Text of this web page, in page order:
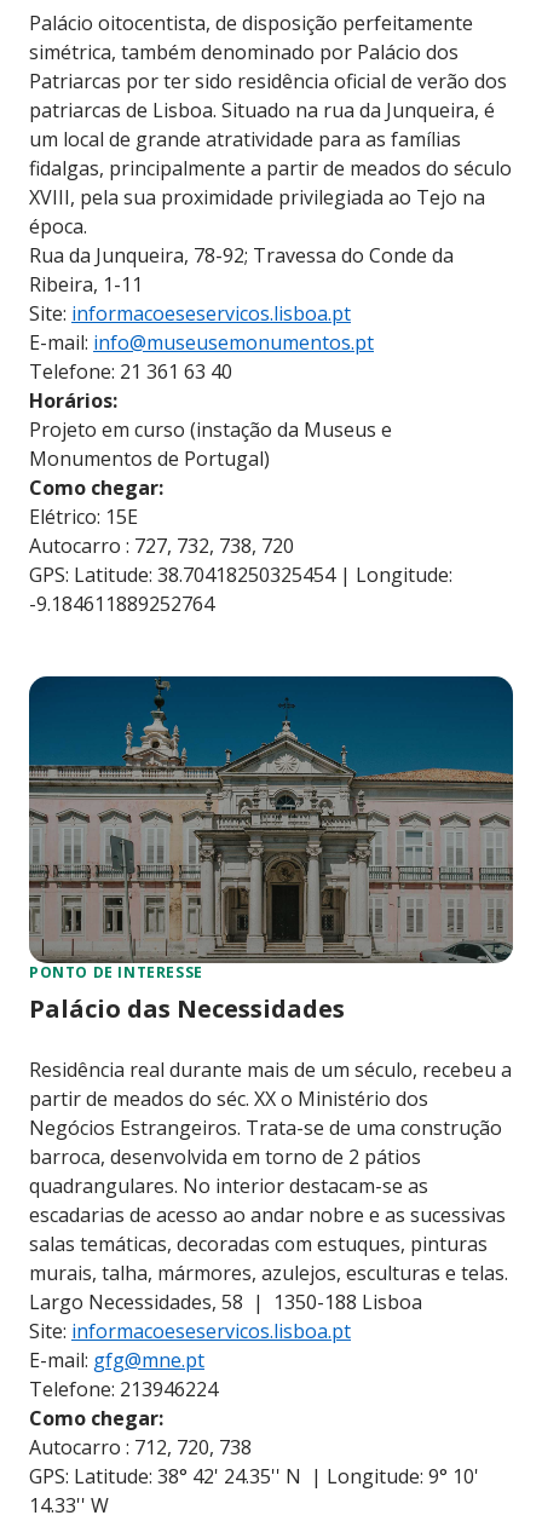
Palácio oitocentista, de disposição perfeitamente
simétrica, também denominado por Palácio dos
Patriarcas por ter sido residência oficial de verão dos
patriarcas de Lisboa. Situado na rua da Junqueira, é
um local de grande atratividade para as famílias
fidalgas, principalmente a partir de meados do século
XVIII, pela sua proximidade privilegiada ao Tejo na
época.
Rua da Junqueira, 78-92; Travessa do Conde da
Ribeira, 1-11
Site: informacoeseservicos.lisboa.pt
E-mail: info@museusemonumentos.pt
Telefone: 21 361 63 40
Horários:
Projeto em curso (instação da Museus e
Monumentos de Portugal)
Como chegar:
Elétrico: 15E
Autocarro : 727, 732, 738, 720
GPS: Latitude: 38.70418250325454 | Longitude:
-9.184611889252764
PONTO DE INTERESSE
Palácio das Necessidades
Residência real durante mais de um século, recebeu a
partir de meados do séc. XX o Ministério dos
Negócios Estrangeiros. Trata-se de uma construção
barroca, desenvolvida em torno de 2 pátios
quadrangulares. No interior destacam-se as
escadarias de acesso ao andar nobre e as sucessivas
salas temáticas, decoradas com estuques, pinturas
murais, talha, mármores, azulejos, esculturas e telas.
Largo Necessidades, 58 | 1350-188 Lisboa
Site: informacoeseservicos.lisboa.pt
E-mail: gfg@mne.pt
Telefone: 213946224
Como chegar:
Autocarro : 712, 720, 738
GPS: Latitude: 38° 42' 24.35'' N | Longitude: 9° 10'
14.33'' W